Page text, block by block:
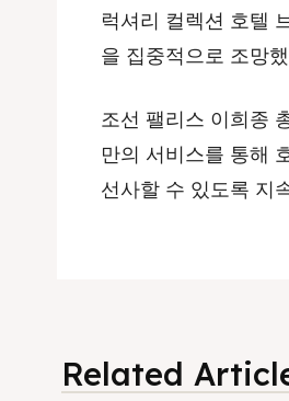
럭셔리 컬렉션 호텔
을 집중적으로 조망
조선 팰리스 이희종
만의 서비스를 통해
선사할 수 있도록 지
Related